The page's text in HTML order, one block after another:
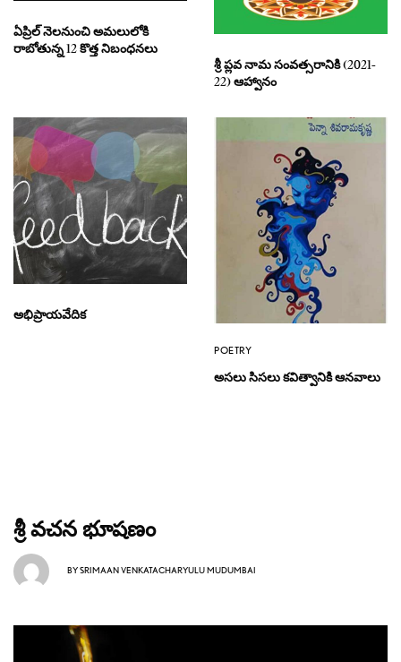
ఏప్రిల్ నెలనుంచి అమలులోకి
రాబోతున్న 12 కొత్త నిబంధనలు
శ్రీ ప్లవ నామ సంవత్సరానికి (2021-
22) ఆహ్వానం
అభిప్రాయవేదిక
POETRY
అసలు సిసలు కవిత్వానికి ఆనవాలు
శ్రీ వచన భూషణం
BYSRIMAAN VENKATACHARYULU MUDUMBAI